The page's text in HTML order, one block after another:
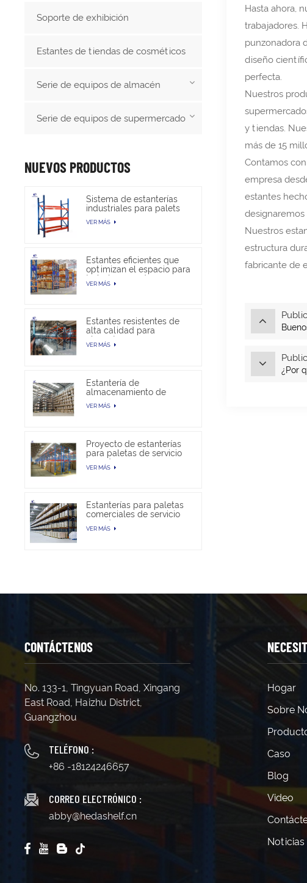
Hasta ahora,
trabajadores.
punzonadora
diseño
perfecta.
Nuestros
y tiendas.
más de 15
Contamos
empresa
estantes
Nuestros
estructura
fabricante de
¿Por
Soporte de exhibición
Estantes de tiendas de cosméticos
Serie de equipos de almacén
Serie de equipos de supermercado
NUEVOS PRODUCTOS
Sistema de estanterías
industriales para palets
de alta resistencia para
almacenamiento en
VER MÁS
Estantes eficientes que
optimizan el espacio para
trabajos pesados en
almacenes
VER MÁS
Estantes resistentes de
alta calidad para
almacén
VER MÁS
Estantería de
almacenamiento de
paletas selectivas en
venta
VER MÁS
Proyecto de estanterías
para paletas de servicio
pesado
VER MÁS
Estanterías para paletas
comerciales de servicio
pesado
VER MÁS
CONTÁCTENOS
No. 133-1, Tingyuan Road, Xingang
East Road, Haizhu District,
Guangzhou
TELÉFONO :
+86 -18124246657
CORREO ELECTRÓNICO :
abby@hedashelf.cn
Hogar
Sobre
Caso
Blog
Video
Noticias